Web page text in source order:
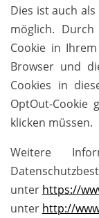
Dies ist auch
möglich.
Cookie in
Browser und
Cookies in
OptOut-Cookie
klicken müssen.
Weitere
unter https://
unter http://